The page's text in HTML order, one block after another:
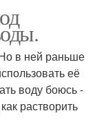
в ней раньше
её
воду боюсь -
растворить